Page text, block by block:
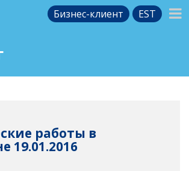
Бизнес-клиент EST
работы в
19.01.2016